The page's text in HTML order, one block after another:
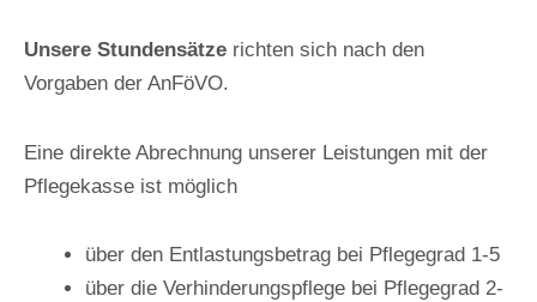
Kosten
Unsere Stundensätze richten sich nach den
Vorgaben der AnFöVO.
Eine direkte Abrechnung unserer Leistungen mit der
Pflegekasse ist möglich
über den Entlastungsbetrag bei Pflegegrad 1-5
über die Verhinderungspflege bei Pflegegrad 2-